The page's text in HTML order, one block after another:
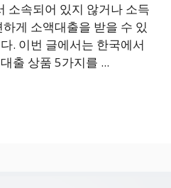
소속되어 있지 않거나 소득
게 소액대출을 받을 수 있
. 이번 글에서는 한국에서
출 상품 5가지를 ...